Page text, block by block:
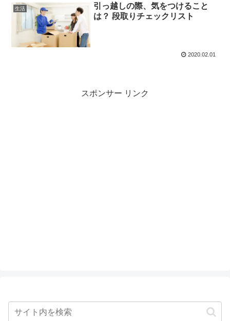
生活
引っ越しの際、気をつけること
は？ 段取りチェックリスト
2020.02.01
スポンサー リンク